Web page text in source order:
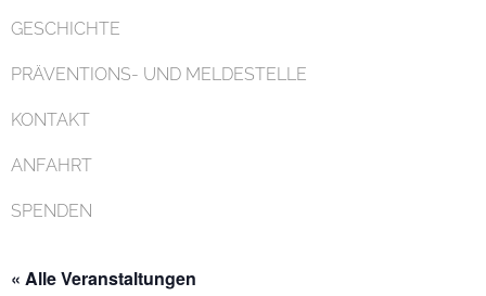
GESCHICHTE
PRÄVENTIONS- UND MELDESTELLE
KONTAKT
ANFAHRT
SPENDEN
« Alle Veranstaltungen